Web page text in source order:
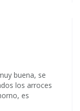
buena, se
los arroces
es